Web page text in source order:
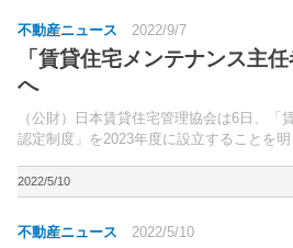
不動産ニュース 2022/9/7
「賃貸住宅メンテナンス主
へ
（公財）日本賃貸住宅管理協会は6日、「
認定制度」を2023年度に設立することを
理の重要性が増している。
2022/5/10
不動産ニュース 2022/5/10